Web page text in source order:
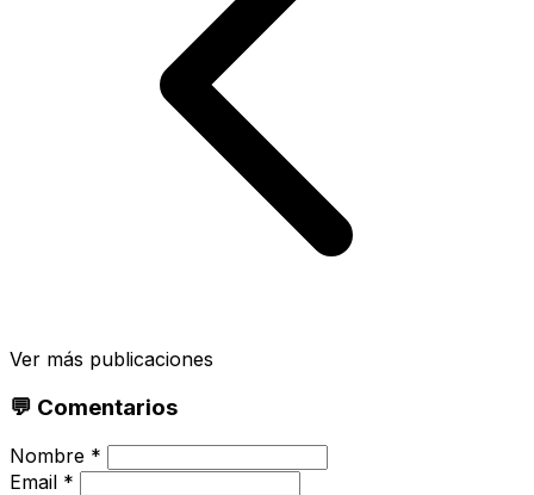
Ver más publicaciones
💬 Comentarios
Nombre *
Email *